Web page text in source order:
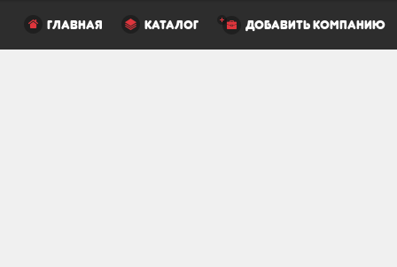
главная каталог добавить компанию